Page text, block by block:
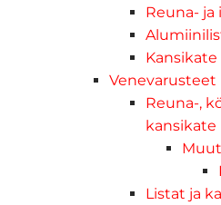
Reuna-
Kansikate
Venevarusteet
Reuna-,
kansikate
Listat ja